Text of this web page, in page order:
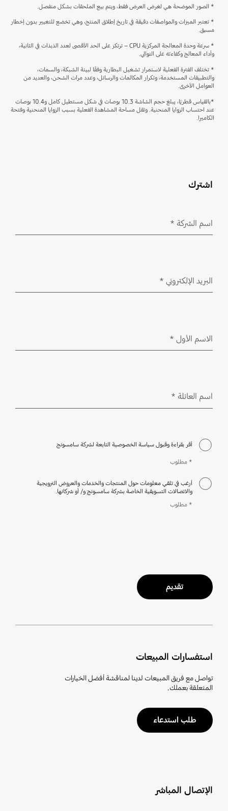
* الصور الموضحة هي لغرض العرض فقط، ويتم بيع الملحقات بشكل منفصل.
* تعتبر الميزات والمواصفات دقيقة في تاريخ إطلاق المنتج، وهي تخضع للتغيير بدون إخطار
مسبق.
* سرعة وحدة المعالجة المركزية CPU – ترتكز على الحد الأقصى لعدد الذبذات في الثانية،
وأداء المعالج وكفاءته على التوالي.
* تختلف الفترة الفعلية لاستمرار تشغيل البطارية وفقًا لبيئة الشبكة، والسمات،
والتطبيقات المستخدمة، وتكرار المكالمات والرسائل، وعدد مرات الشحن، والعديد من
العوامل الأخرى.
*بالقياس قطريًا، يبلغ حجم الشاشة 10.3 بوصات في شكل مستطيل كامل و10.4 بوصات
عند احتساب الزوايا المنحنية. وتقل مساحة المشاهدة الفعلية بسبب الزوايا المنحنية وفتحة
الكاميرا.
اشترك
اسم الشركة *
البريد الإلكتروني *
الاسم الأول *
اسم العائلة *
أقر بقراءة وقبول سياسة الخصوصية التابعة لشركة سامسونج
* مطلوب
أرغب في تلقي معلومات حول المنتجات والخدمات والعروض الترويجية
والاتصالات التسويقية الخاصة بشركة سامسونج و/ أو شركائها.
* مطلوب
تقديم
استفسارات المبيعات
تواصل مع فريق المبيعات لدينا لمناقشة أفضل الخيارات
المتعلقة بعملك.
طلب استدعاء
الإتصال المباشر